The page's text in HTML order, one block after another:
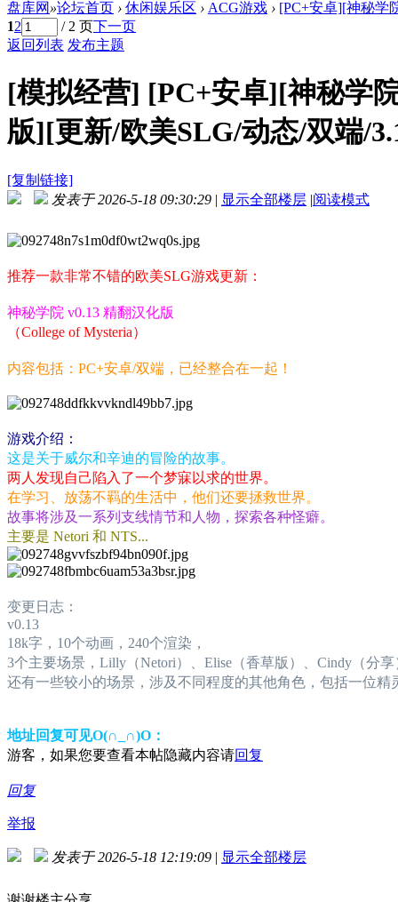
盘库网 »论坛首页 › 休闲娱乐区 › ACG游戏 › [PC+安卓][神秘学
12 / 2 页下一页
返回列表 发布主题
[模拟经营] [PC+安卓][神秘学
版][更新/欧美SLG/动态/双端/
[复制链接]
发表于 2026-5-18 09:30:29 | 显示全部楼层 |阅读模式
推荐一款非常不错的欧美SLG游戏更新：
神秘学院 v0.13 精翻汉化版
（College of Mysteria）
内容包括：PC+安卓/双端，已经整合在一起！
游戏介绍：
这是关于威尔和辛迪的冒险的故事。
两人发现自己陷入了一个梦寐以求的世界。
在学习、放荡不羁的生活中，他们还要拯救世界。
故事将涉及一系列支线情节和人物，探索各种怪癖。
主要是 Netori 和 NTS...
变更日志：
v0.13
18k字，10个动画，240个渲染，
3个主要场景，Lilly（Netori）、Elise（香草版）、Cindy（分享
还有一些较小的场景，涉及不同程度的其他角色，包括一位精
地址回复可见O(∩_∩)O：
游客，如果您要查看本帖隐藏内容请回复
回复
举报
发表于 2026-5-18 12:19:09 | 显示全部楼层